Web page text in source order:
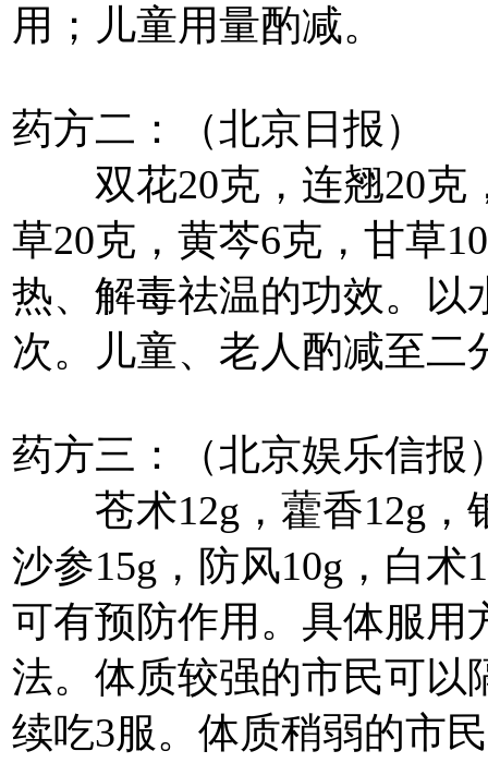
用；儿童用量酌减。
药方二：（北京日报）
双花20克，连翘20克
草20克，黄芩6克，甘草
热、解毒祛温的功效。以
次。儿童、老人酌减至二
药方三：（北京娱乐信报
苍术12g，藿香12g，
沙参15g，防风10g，白
可有预防作用。具体服用
法。体质较强的市民可以
续吃3服。体质稍弱的市